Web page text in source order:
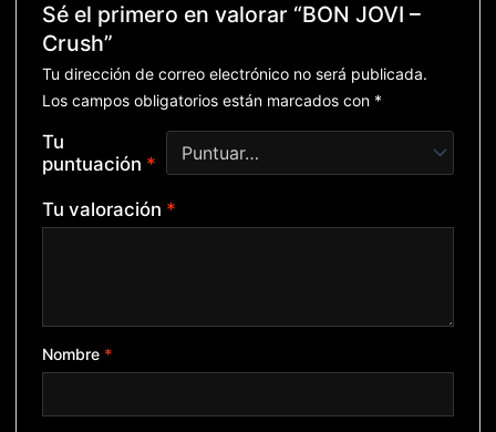
Sé el primero en valorar “BON JOVI –
Crush”
Tu dirección de correo electrónico no será publicada.
Los campos obligatorios están marcados con *
Tu
puntuación *
Tu valoración *
Nombre *